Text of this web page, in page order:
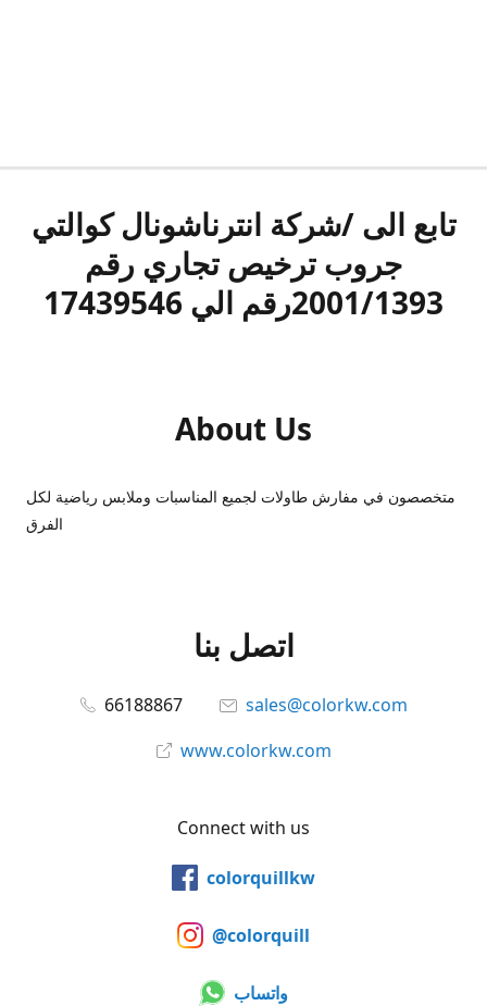
تابع الى /شركة انترناشونال كوالتي
جروب ترخيص تجاري رقم
2001/1393رقم الي 17439546
About Us
متخصصون في مفارش طاولات لجميع المناسبات وملابس رياضية لكل
الفرق
اتصل بنا
66188867
sales@colorkw.com
www.colorkw.com
Connect with us
colorquillkw
@colorquill
واتساب